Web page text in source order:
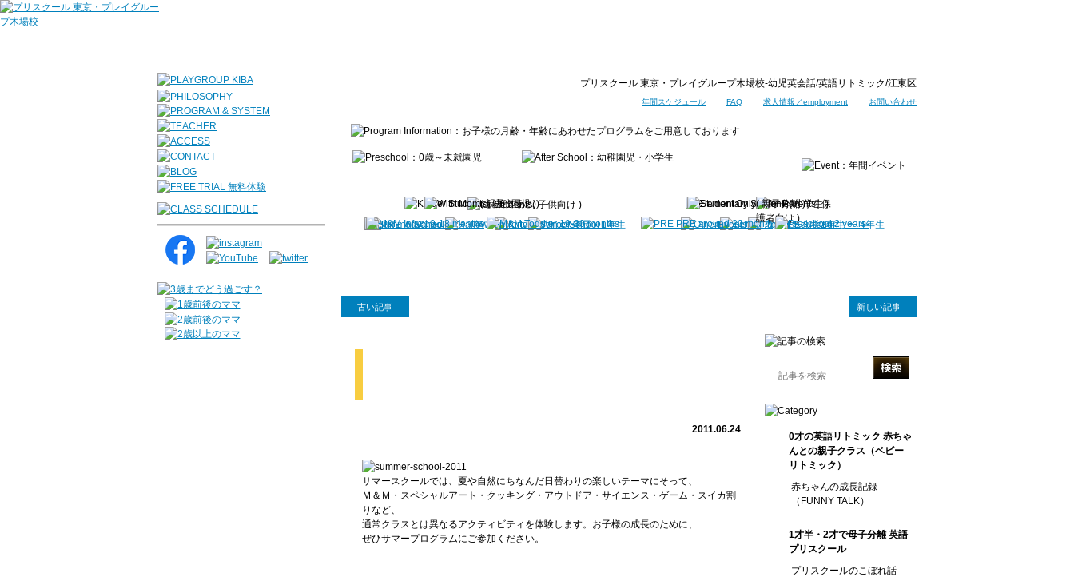
プリスクール 東京・プレイグループ木場校-幼児英会話/英語リトミック/江東区
年間スケジュール FAQ 求人情報／employment お問い合わせ
古い記事 新しい記事
2011.06.24
サマースクールでは、夏や自然にちなんだ日替わりの楽しいテーマにそって、
Ｍ＆Ｍ・スペシャルアート・クッキング・アウトドア・サイエンス・ゲーム・スイカ割
りなど、
通常クラスとは異なるアクティビティを体験します。お子様の成長のために、
ぜひサマープログラムにご参加ください。
0才の英語リトミック 赤ちゃ
んとの親子クラス（ベビー
リトミック）
赤ちゃんの成長記録
（FUNNY TALK）
1才半・2才で母子分離 英語
プリスクール
プリスクールのこぼれ話